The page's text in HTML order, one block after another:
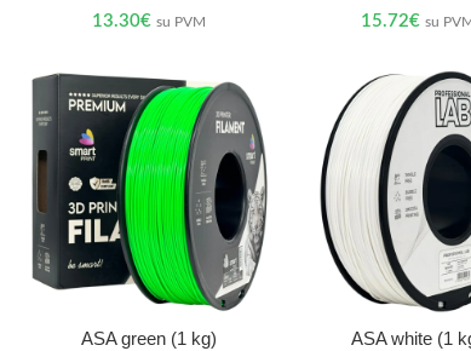
13.30€ su PVM
15.72€ su
ASA green (1 kg) ASA white (1